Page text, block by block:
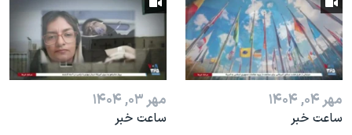
مهر ۰۴, ۱۴۰۴
ساعت خبر
مهر ۰۳, ۱۴۰۴
ساعت خبر